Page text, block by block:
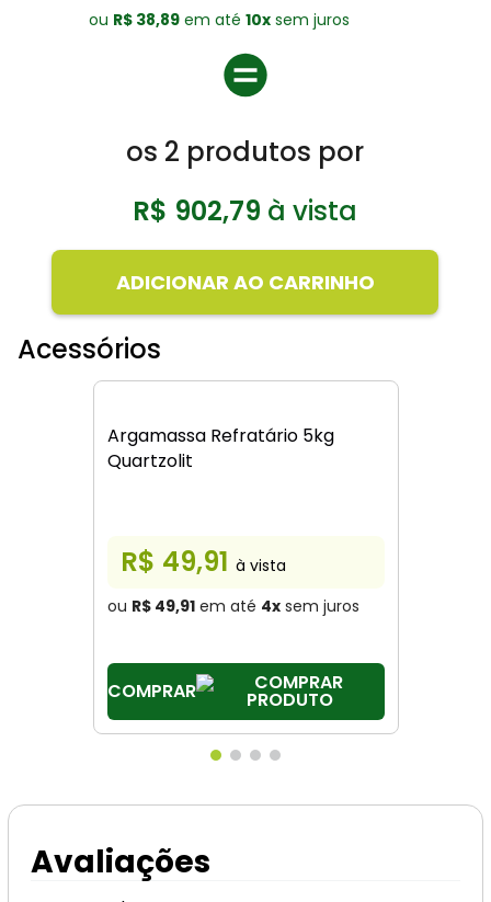
ou R$ 38,89 em até10x sem juros
os 2 produtos por
R$ 902,79 à vista
ADICIONAR AO CARRINHO
Acessórios
Argamassa Refratário 5kg
Quartzolit
R$ 49,91 à vista
ou R$ 49,91em até 4xsem juros
COMPRAR
Avaliações